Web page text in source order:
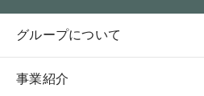
グループについて
事業紹介